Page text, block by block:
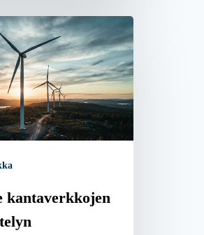
kantaverkkojen